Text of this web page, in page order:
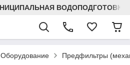
ВОДОПОДГОТОВКА
Оборудование Предфильтры